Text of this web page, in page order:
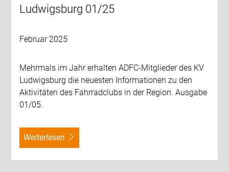
Ludwigsburg 01/25
Februar 2025
Mehrmals im Jahr erhalten ADFC-Mitglieder des KV
Ludwigsburg die neuesten Informationen zu den
Aktivitäten des Fahrradclubs in der Region. Ausgabe
01/05.
weiterlesen